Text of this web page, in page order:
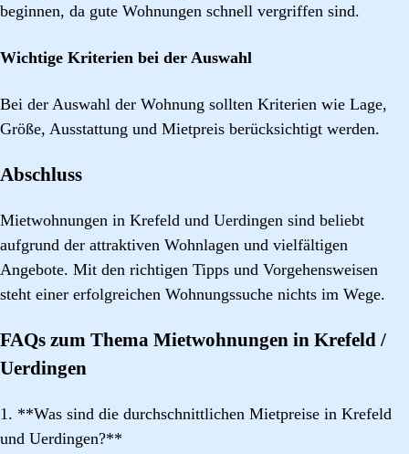
beginnen, da gute Wohnungen schnell vergriffen sind.
Wichtige Kriterien bei der Auswahl
Bei der Auswahl der Wohnung sollten Kriterien wie Lage,
Größe, Ausstattung und Mietpreis berücksichtigt werden.
Abschluss
Mietwohnungen in Krefeld und Uerdingen sind beliebt
aufgrund der attraktiven Wohnlagen und vielfältigen
Angebote. Mit den richtigen Tipps und Vorgehensweisen
steht einer erfolgreichen Wohnungssuche nichts im Wege.
FAQs zum Thema Mietwohnungen in Krefeld /
Uerdingen
1. **Was sind die durchschnittlichen Mietpreise in Krefeld
und Uerdingen?**